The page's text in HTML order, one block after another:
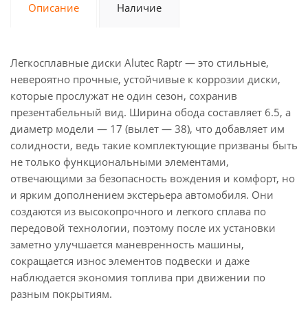
Описание Наличие
Легкосплавные диски Alutec Raptr — это стильные,
невероятно прочные, устойчивые к коррозии диски,
которые прослужат не один сезон, сохранив
презентабельный вид. Ширина обода составляет 6.5, а
диаметр модели — 17 (вылет — 38), что добавляет им
солидности, ведь такие комплектующие призваны быть
не только функциональными элементами,
отвечающими за безопасность вождения и комфорт, но
и ярким дополнением экстерьера автомобиля. Они
создаются из высокопрочного и легкого сплава по
передовой технологии, поэтому после их установки
заметно улучшается маневренность машины,
сокращается износ элементов подвески и даже
наблюдается экономия топлива при движении по
разным покрытиям.